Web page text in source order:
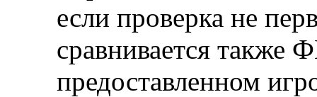
если проверка не
сравнивается также
предоставленном